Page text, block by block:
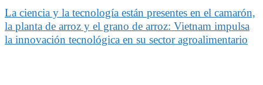
La ciencia y la tecnología están presentes en el camarón,
la planta de arroz y el grano de arroz: Vietnam impulsa
la innovación tecnológica en su sector agroalimentario